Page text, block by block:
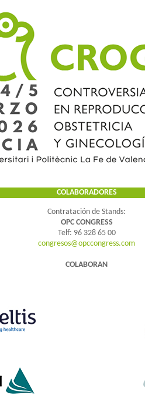
COLABORADORES
Contratación de Stands:
OPC CONGRESS
Telf: 96 328 65 00
congresos@opccongress.com
COLABORAN